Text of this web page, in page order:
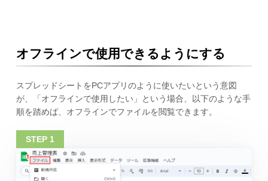
オフラインで使用できるようにする
スプレッドシートをPCアプリのように使いたいという意図
が、「オフラインで使用したい」という場合、以下のような手
順を踏めば、オフラインでファイルを閲覧できます。